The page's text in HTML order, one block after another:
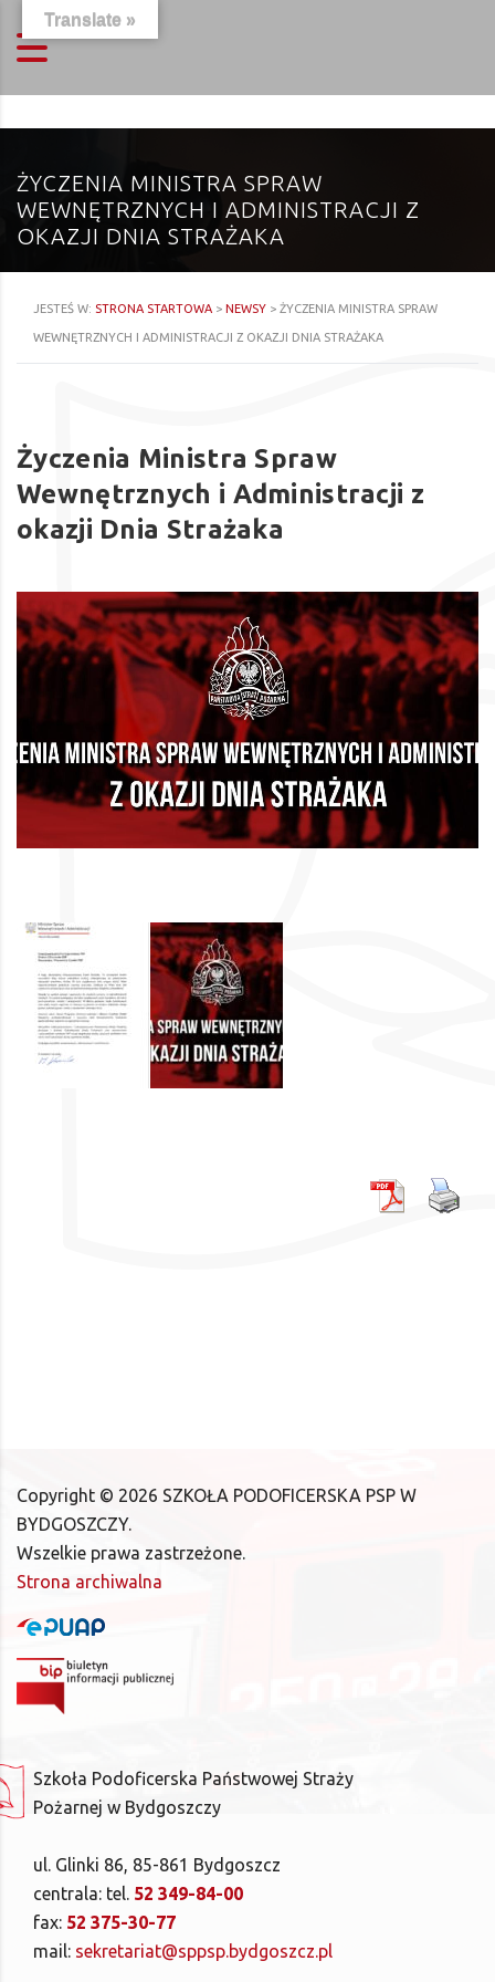
ŻYCZENIA MINISTRA SPRAW
WEWNĘTRZNYCH I ADMINISTRACJI Z
OKAZJI DNIA STRAŻAKA
JESTEŚ W: STRONA STARTOWA > NEWSY > ŻYCZENIA MINISTRA SPRAW
WEWNĘTRZNYCH I ADMINISTRACJI Z OKAZJI DNIA STRAŻAKA
Życzenia Ministra Spraw
Wewnętrznych i Administracji z
okazji Dnia Strażaka
Copyright © 2026 SZKOŁA PODOFICERSKA PSP W
BYDGOSZCZY.
Wszelkie prawa zastrzeżone.
Strona archiwalna
Szkoła Podoficerska Państwowej Straży
Pożarnej w Bydgoszczy
ul. Glinki 86, 85-861 Bydgoszcz
centrala: tel. 52 349-84-00
fax: 52 375-30-77
mail: sekretariat@sppsp.bydgoszcz.pl
Translate »